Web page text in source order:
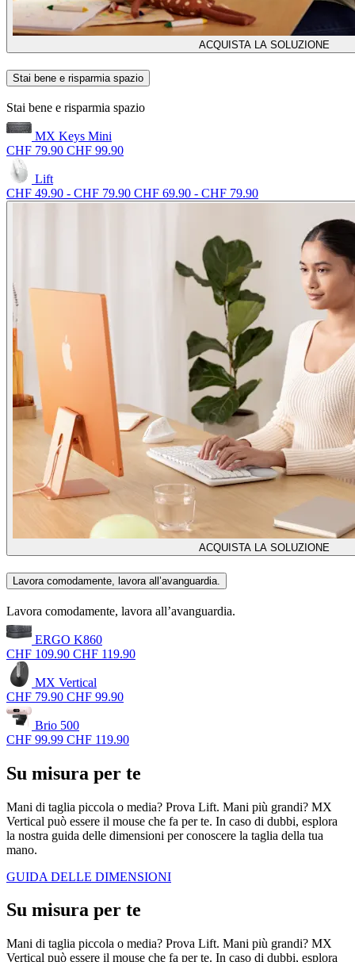
ACQUISTA LA SOLUZIONE
Stai bene e risparmia spazio
Stai bene e risparmia spazio
MX Keys Mini
CHF 79.90 CHF 99.90
Lift
CHF 49.90 - CHF 79.90 CHF 69.90 - CHF 79.90
ACQUISTA LA SOLUZIONE
Lavora comodamente, lavora all’avanguardia.
Lavora comodamente, lavora all’avanguardia.
ERGO K860
CHF 109.90 CHF 119.90
MX Vertical
CHF 79.90 CHF 99.90
Brio 500
CHF 99.99 CHF 119.90
Su misura per te
Mani di taglia piccola o media? Prova Lift. Mani più grandi? MX
Vertical può essere il mouse che fa per te. In caso di dubbi, esplora
la nostra guida delle dimensioni per conoscere la taglia della tua
mano.
GUIDA DELLE DIMENSIONI
Su misura per te
Mani di taglia piccola o media? Prova Lift. Mani più grandi? MX
Vertical può essere il mouse che fa per te. In caso di dubbi, esplora